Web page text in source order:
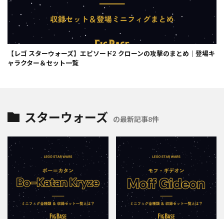
【レゴ スターウォーズ】エピソード2 クローンの攻撃のまとめ｜登場キ
ャラクター＆セット一覧
スターウォーズ の最新記事8件